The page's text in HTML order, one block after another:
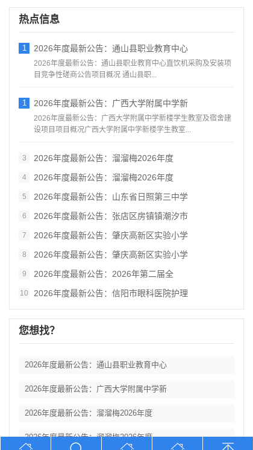
热点信息
1 2026年度最新公告：通山县职业教育中心
2026年度最新公告：通山县职业教育中心直饮机采购及安装项
目竞争性磋商公告项目概况 通山县职...
1 2026年度最新公告：广西大学附属中学新
2026年度最新公告：广西大学附属中学新楼学生教室及宿舍建
设项目项目概况广西大学附属中学新楼学生教室...
3 2026年度最新公告：溜溜梅2026年度
4 2026年度最新公告：溜溜梅2026年度
5 2026年度最新公告：山东省日照第三中学
6 2026年度最新公告：张店区房镇镇潮汐市
7 2026年度最新公告：肇庆高新区实验小学
8 2026年度最新公告：肇庆高新区实验小学
9 2026年度最新公告：2026年第二届全
10 2026年度最新公告：信阳市眼科医院护理
您想找？
2026年度最新公告：通山县职业教育中心
2026年度最新公告：广西大学附属中学新
2026年度最新公告：溜溜梅2026年度
2026年度最新公告：溜溜梅2026年度